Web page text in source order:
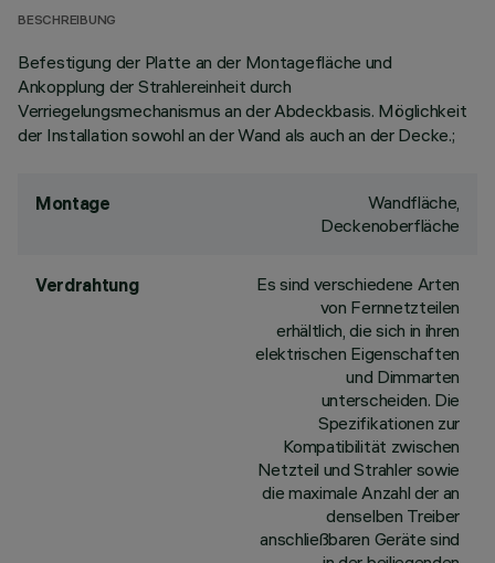
BESCHREIBUNG
Befestigung der Platte an der Montagefläche und
Ankopplung der Strahlereinheit durch
Verriegelungsmechanismus an der Abdeckbasis. Möglichkeit
der Installation sowohl an der Wand als auch an der Decke.;
Montage
Wandfläche,
Deckenoberfläche
Verdrahtung
Es sind verschiedene Arten
von Fernnetzteilen
erhältlich, die sich in ihren
elektrischen Eigenschaften
und Dimmarten
unterscheiden. Die
Spezifikationen zur
Kompatibilität zwischen
Netzteil und Strahler sowie
die maximale Anzahl der an
denselben Treiber
anschließbaren Geräte sind